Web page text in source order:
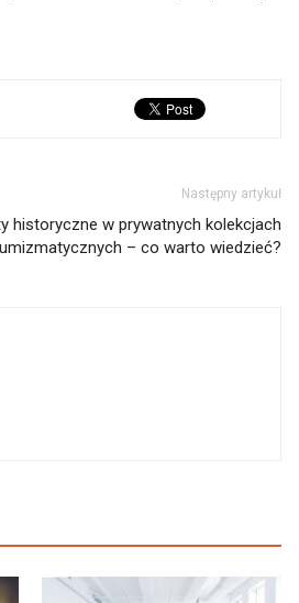
Następny artykuł
historyczne w prywatnych kolekcjach
– co warto wiedzieć?